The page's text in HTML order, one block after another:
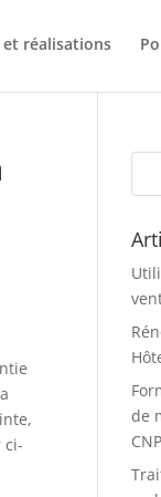
et réalisations
ci-
de